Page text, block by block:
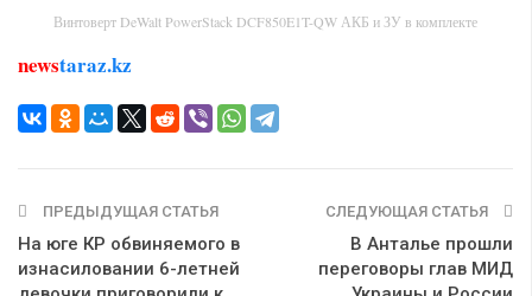
Винтоверт DeWalt PowerStack DCF850E1T-QW АКБ и ЗУ в комплекте
newstaraz.kz
ПРЕДЫДУЩАЯ СТАТЬЯ
На юге КР обвиняемого в
изнасиловании 6-летней
СЛЕДУЮЩАЯ СТАТЬЯ
В Анталье прошли
переговоры глав МИД